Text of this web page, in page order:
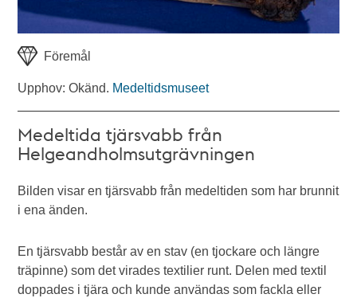
Föremål
Upphov: Okänd. Medeltidsmuseet
Medeltida tjärsvabb från
Helgeandholmsutgrävningen
Bilden visar en tjärsvabb från medeltiden som har brunnit
i ena änden.
En tjärsvabb består av en stav (en tjockare och längre
träpinne) som det virades textilier runt. Delen med textil
doppades i tjära och kunde användas som fackla eller